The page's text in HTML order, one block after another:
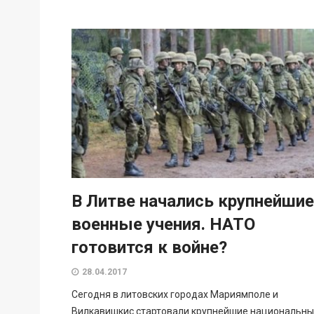
В Литве начались крупнейшие
военные учения. НАТО
готовится к войне?
28.04.2017
Сегодня в литовских городах Мариямполе и
Вилкавишкис стартовали крупнейшие